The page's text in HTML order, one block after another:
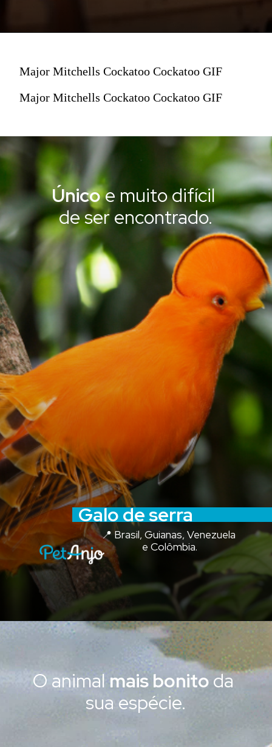
Major Mitchells Cockatoo Cockatoo GIF
Major Mitchells Cockatoo Cockatoo GIF
Únicoe muito difícil
de ser encontrado.
📍 Brasil, Guianas, Venezuela
e Colômbia.
Galo de serra
O animalmais bonito da
sua espécie.